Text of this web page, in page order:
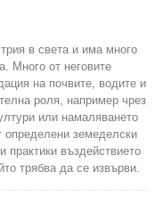
в света и има много
Много от неговите
на почвите, водите и
роля, например чрез
или намаляването
определени земеделски
практики въздействието
трябва да се извърви.